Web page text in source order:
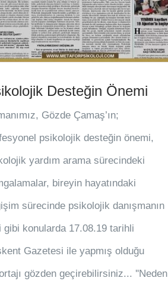
Desteğin Önemi
Gözde Çamaş’ın;
psikolojik desteğin önemi,
yardım arama sürecindeki
bireyin hayatındaki
sürecinde psikolojik danışmanın
gibi konularda 17.08.19 tarihli
Gazetesi ile yapmış olduğu
gözden geçirebilirsiniz... ''Neden